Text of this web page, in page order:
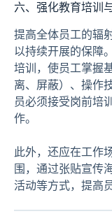
六、强化教育培训
提高全体员工的辐
以持续开展的保障
培训，使员工掌握
离、屏蔽）、操作
员必须接受岗前培
作。
此外，还应在工作
围，通过张贴宣传
活动等方式，提高